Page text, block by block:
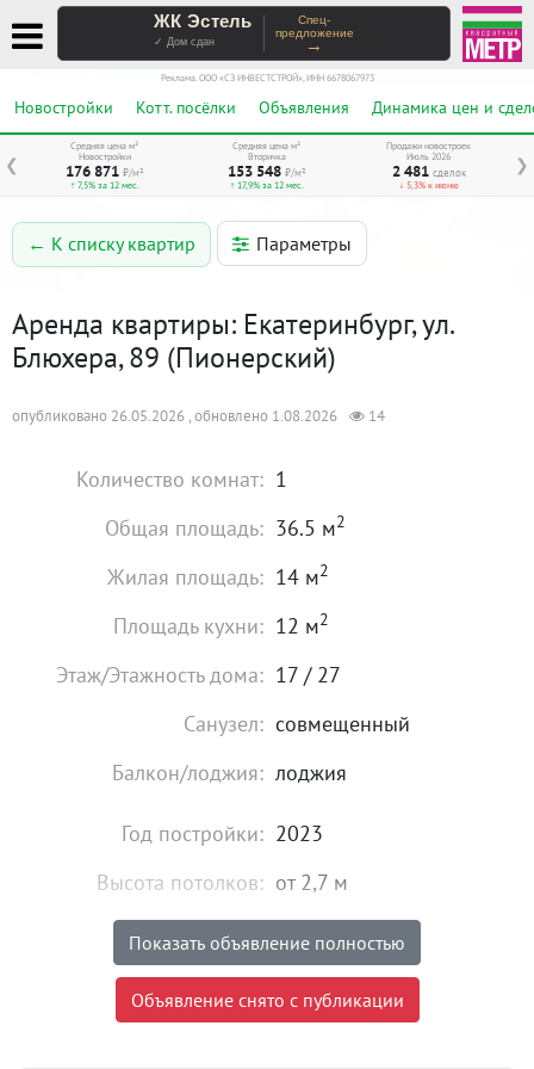
ЖК Эстель
✓ Дом сдан
Спец-
предложение
→
Реклама. ООО «СЗ ИНВЕСТСТРОЙ», ИНН 6678067973
Новостройки Котт. посёлки Объявления Динамика цен и
❮ ❯
Средняя цена м²
Новостройки
176 871 ₽/м²
↑ 7,5% за 12 мес.
Средняя цена м²
Вторичка
153 548 ₽/м²
↑ 17,9% за 12 мес.
Продажи новостроек
Июль 2026
2 481 сделок
↓ 5,3% к июню
← К списку квартир Параметры
Аренда квартиры: Екатеринбург, ул.
Блюхера, 89 (Пионерский)
опубликовано 26.05.2026 , обновлено 1.08.2026 14
Количество комнат: 1
Общая площадь: 36.5 м2
Жилая площадь: 14 м2
Площадь кухни: 12 м2
Этаж/Этажность дома: 17 / 27
Санузел: совмещенный
Балкон/лоджия: лоджия
Год постройки: 2023
Высота потолков: от 2,7 м
Состояние: идеальное
Мебель: есть
Показать объявление полностью
Объявление снято с публикации